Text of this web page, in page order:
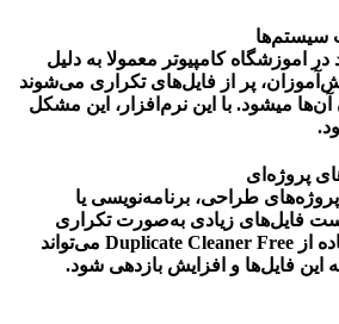
سیستم‌ها
اموزشگاه کامپیوتر معمولا به دلیل
پر از فایل‌های تکراری می‌شوند
میشود. با این نرم‌افزار، این مشکل
پروژه‌ای
طراحی، برنامه‌نویسی یا
فایل‌های زیادی به‌صورت تکراری
از Duplicate Cleaner Free می‌تواند
فایل‌ها و افزایش بازدهی شود.